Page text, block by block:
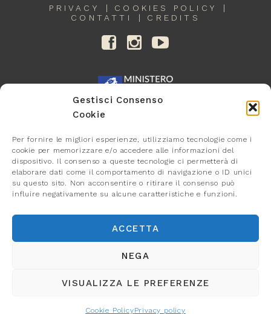
Gestisci Consenso
Cookie
Per fornire le migliori esperienze, utilizziamo tecnologie come i
cookie per memorizzare e/o accedere alle informazioni del
dispositivo. Il consenso a queste tecnologie ci permetterà di
elaborare dati come il comportamento di navigazione o ID unici
su questo sito. Non acconsentire o ritirare il consenso può
influire negativamente su alcune caratteristiche e funzioni.
ACCETTA
NEGA
VISUALIZZA LE PREFERENZE
Cookie PolicyPrivacy policy
PRIVACY
COOKIES POLICY
CONTATTI
CREDITS